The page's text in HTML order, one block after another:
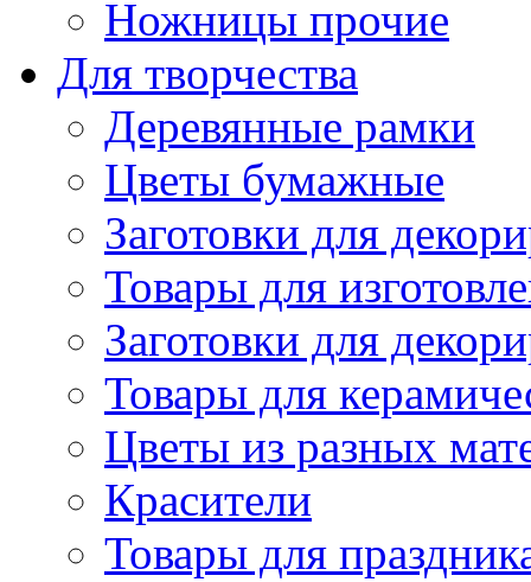
Ножницы прочие
Для творчества
Деревянные рамки
Цветы бумажные
Заготовки для
Товары для
Заготовки для
Товары для
Цветы из разных
Красители
Товары для